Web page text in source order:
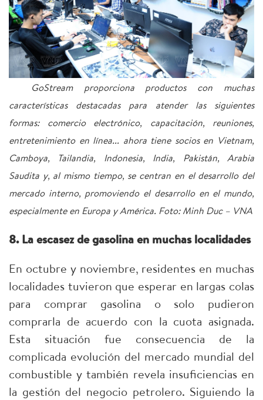
GoStream proporciona productos con muchas
características destacadas para atender las siguientes
formas: comercio electrónico, capacitación, reuniones,
entretenimiento en línea... ahora tiene socios en Vietnam,
Camboya, Tailandia, Indonesia, India, Pakistán, Arabia
Saudita y, al mismo tiempo, se centran en el desarrollo del
mercado interno, promoviendo el desarrollo en el mundo,
especialmente en Europa y América. Foto: Minh Duc – VNA
8. La escasez de gasolina en muchas localidades
En octubre y noviembre, residentes en muchas
localidades tuvieron que esperar en largas colas
para comprar gasolina o solo pudieron
comprarla de acuerdo con la cuota asignada.
Esta situación fue consecuencia de la
complicada evolución del mercado mundial del
combustible y también revela insuficiencias en
la gestión del negocio petrolero. Siguiendo la